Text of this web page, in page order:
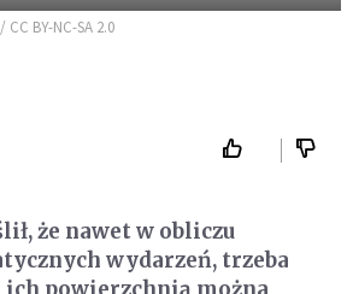
BY-NC-SA 2.0
że nawet w obliczu
wydarzeń, trzeba